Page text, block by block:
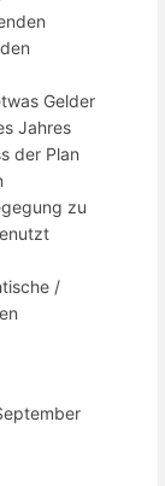
Gelder
Jahres
der Plan
zu
/